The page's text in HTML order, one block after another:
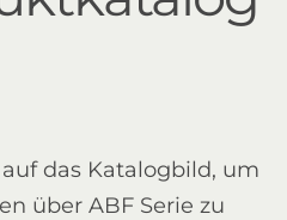
das Katalogbild, um
über ABF Serie zu